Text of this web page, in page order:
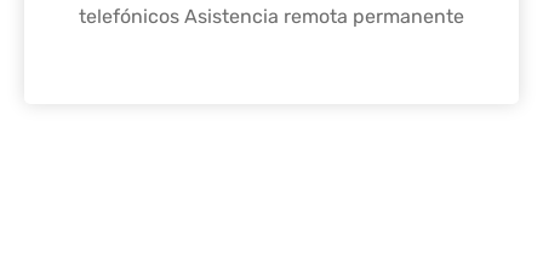
telefónicos Asistencia remota permanente